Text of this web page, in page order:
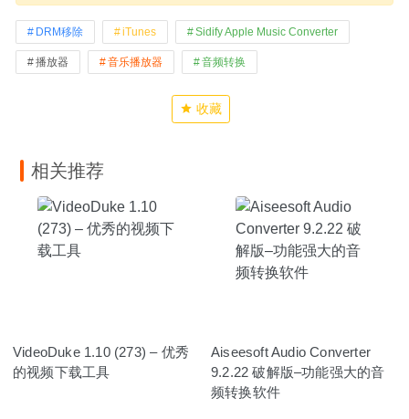
DRM移除 iTunes Sidify Apple Music Converter
播放器 音乐播放器 音频转换
收藏
相关推荐
VideoDuke 1.10 (273) – 优秀
的视频下载工具
Aiseesoft Audio Converter
9.2.22 破解版–功能强大的音
频转换软件